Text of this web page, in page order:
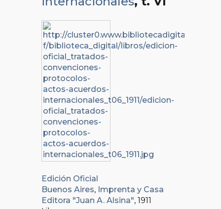
Edición Oficial
Buenos Aires, Imprenta y Casa
Editora "Juan A. Alsina", 1911